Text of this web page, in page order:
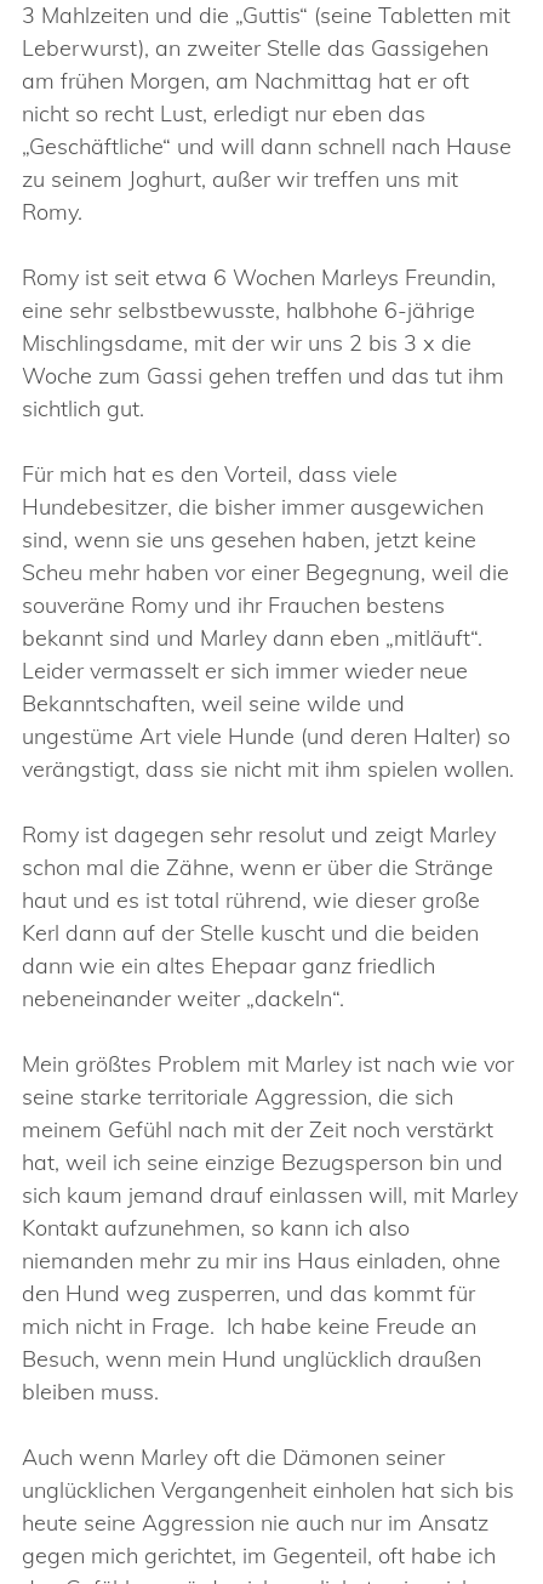
3 Mahlzeiten und die „Guttis“ (seine Tabletten mit
Leberwurst), an zweiter Stelle das Gassigehen
am frühen Morgen, am Nachmittag hat er oft
nicht so recht Lust, erledigt nur eben das
„Geschäftliche“ und will dann schnell nach Hause
zu seinem Joghurt, außer wir treffen uns mit
Romy.
Romy ist seit etwa 6 Wochen Marleys Freundin,
eine sehr selbstbewusste, halbhohe 6-jährige
Mischlingsdame, mit der wir uns 2 bis 3 x die
Woche zum Gassi gehen treffen und das tut ihm
sichtlich gut.
Für mich hat es den Vorteil, dass viele
Hundebesitzer, die bisher immer ausgewichen
sind, wenn sie uns gesehen haben, jetzt keine
Scheu mehr haben vor einer Begegnung, weil die
souveräne Romy und ihr Frauchen bestens
bekannt sind und Marley dann eben „mitläuft“.
Leider vermasselt er sich immer wieder neue
Bekanntschaften, weil seine wilde und
ungestüme Art viele Hunde (und deren Halter) so
verängstigt, dass sie nicht mit ihm spielen wollen.
Romy ist dagegen sehr resolut und zeigt Marley
schon mal die Zähne, wenn er über die Stränge
haut und es ist total rührend, wie dieser große
Kerl dann auf der Stelle kuscht und die beiden
dann wie ein altes Ehepaar ganz friedlich
nebeneinander weiter „dackeln“.
Mein größtes Problem mit Marley ist nach wie vor
seine starke territoriale Aggression, die sich
meinem Gefühl nach mit der Zeit noch verstärkt
hat, weil ich seine einzige Bezugsperson bin und
sich kaum jemand drauf einlassen will, mit Marley
Kontakt aufzunehmen, so kann ich also
niemanden mehr zu mir ins Haus einladen, ohne
den Hund weg zusperren, und das kommt für
mich nicht in Frage. Ich habe keine Freude an
Besuch, wenn mein Hund unglücklich draußen
bleiben muss.
Auch wenn Marley oft die Dämonen seiner
unglücklichen Vergangenheit einholen hat sich bis
heute seine Aggression nie auch nur im Ansatz
gegen mich gerichtet, im Gegenteil, oft habe ich